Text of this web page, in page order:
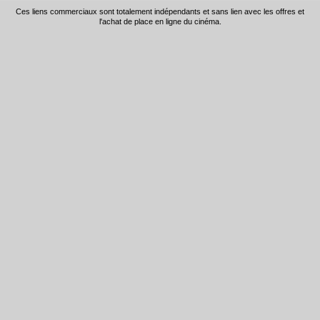
Ces liens commerciaux sont totalement indépendants et sans lien avec les offres et
l'achat de place en ligne du cinéma.